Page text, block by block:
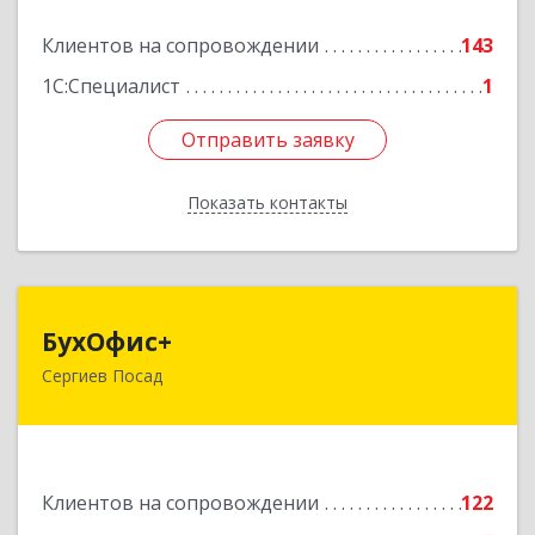
Клиентов на сопровождении
143
1С:Специалист
1
Отправить заявку
Показать контакты
Отправить заявку
Назад
БухОфис+
Сергиев Посад
Клиентов на сопровождении
122
141304, Московская обл, Сергиево-Посадский
Подробнее